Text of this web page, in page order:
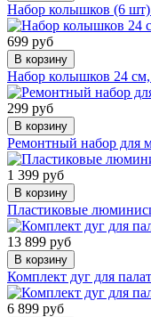
Набор колышков (6
699 руб
В корзину
Набор колышков 24
299 руб
В корзину
Ремонтный набор для
1 399 руб
В корзину
Пластиковые
13 899 руб
В корзину
Комплект дуг для
6 899 руб